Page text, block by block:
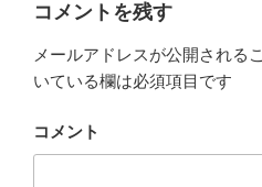
コメントを残す
メールアドレスが公開される
いている欄は必須項目です
コメント